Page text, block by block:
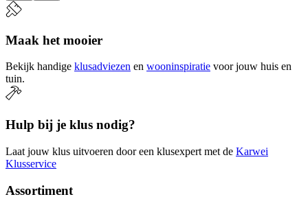
Maak het mooier
Bekijk handige klusadviezen en wooninspiratie voor jouw huis en
tuin.
Hulp bij je klus nodig?
Laat jouw klus uitvoeren door een klusexpert met de Karwei
Klusservice
Assortiment